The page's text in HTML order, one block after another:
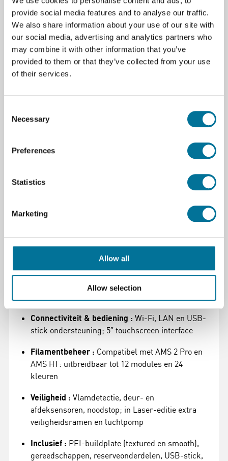
provide social media features and to analyse our traffic.
We also share information about your use of our site with
our social media, advertising and analytics partners who
may combine it with other information that you’ve
provided to them or that they’ve collected from your use
of their services.
Selection
Necessary
Preferences
Statistics
Marketing
Allow all
Allow selection
Nozzle en extruder :All-metal hotend, geharde
stalen nozzle (standaard 0,4 mm, optioneel: 0,2 /
0,6 / 0,8 mm); PMSM servo-extruder met ~10 kg
extrusiekracht; geïntegreerde filamentcutter
Temperatuur :Nozzle tot 350 °C; verwarmd bed
tot 120 °C; actieve kamerverwarming tot 65 °C
optioneel high-flow hotend: 65 mm³/s
filter; actieve koolstoffiltratie; gesloten-lus
Precisie & compensatie :
automatische Hole/Contour Compensation
23 sensoren en 3 ingebouwde
camera’s (live-view, nozzle en procesmonitoring);
geavanceerde foutdetectie en automatische
Connectiviteit & bediening : Wi-Fi, LAN en USB-
stick ondersteuning; 5″ touchscreen interface
Filamentbeheer : Compatibel met AMS 2 Pro en
AMS HT: uitbreidbaar tot 12 modules en 24
kleuren
Veiligheid : Vlamdetectie, deur- en
afdeksensoren, noodstop; in Laser-editie extra
veiligheidsramen en luchtpomp
Inclusief : PEI-buildplate (textured en smooth),
gereedschappen, reserveonderdelen, USB-stick,